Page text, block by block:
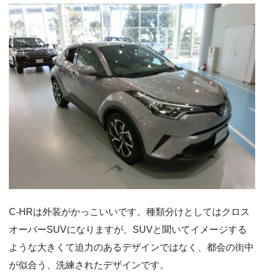
C-HRは外装がかっこいいです。種類分けとしてはクロス
オーバーSUVになりますが、SUVと聞いてイメージする
ような大きくて迫力のあるデザインではなく、都会の街中
が似合う、洗練されたデザインです。